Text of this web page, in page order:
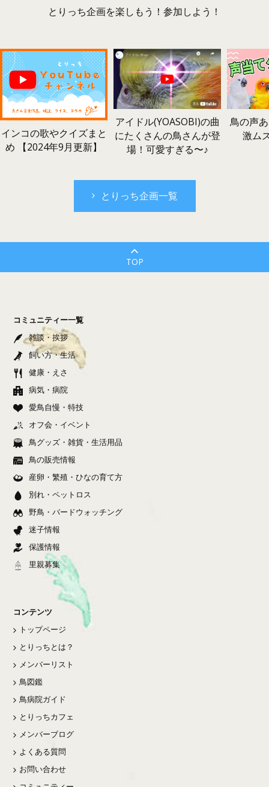
とりっち企画を楽しもう！参加しよう！
インコの歌やクイズまと
め 【2024年9月更新】
アイドル(YOASOBI)の曲
にたくさんの鳥さんが登
場！可愛すぎる〜♪
鳥の声
激ム
とりっち企画一覧
TOP
コミュニティー一覧
雑談・挨拶
飼い方・生活
健康・えさ
病気・病院
愛鳥自慢・特技
オフ会・イベント
鳥グッズ・雑貨・生活用品
鳥の販売情報
産卵・繁殖・ひなの育て方
別れ・ペットロス
野鳥・バードウォッチング
迷子情報
保護情報
里親募集
コンテンツ
トップページ
とりっちとは？
メンバーリスト
鳥図鑑
鳥病院ガイド
とりっちカフェ
メンバーブログ
よくある質問
お問い合わせ